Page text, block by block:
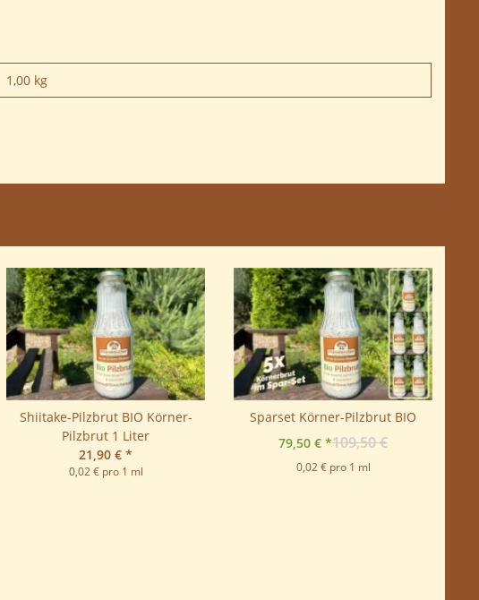
1,00 kg
Shiitake-Pilzbrut BIO Körner-
Pilzbrut 1 Liter
21,90 € *
0,02 € pro 1 ml
Sparset Körner-Pilzbrut BIO
79,50 € *109,50 €
0,02 € pro 1 ml